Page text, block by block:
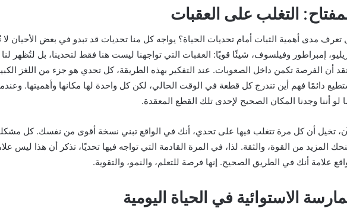
التغلب على العقبات
تعرف مدى أهمية الثبات أمام تحديات الحياة؟ يواجه كل منا تحديات قد تبدو في بعض الأحيان لا
إمبراطور وفيلسوف، شيئًا قويًا: العقبات التي تواجهنا ليست هنا فقط لتحدينا، بل لتُظهر
أن الفرصة تكمن داخل الصعوبات. عند التفكير بهذه الطريقة، كل تحدي هو جزء من اللغز
دائمًا فهم أين تندرج كل قطعة في الوقت الحالي، لكن كل واحدة لها مكانها وأهميتها.
لو أننا وجدنا المكان الصحيح لإحدى تلك القطع المعقدة.
تخيل أن كل مرة تتغلب فيها على تحدي، أنك في الواقع تبني نسخة أقوى من نفسك. كل
المزيد من القوة، والثقة. لذا، في المرة القادمة التي تواجه فيها تحديًا، تذكر أن هذا ليس
علامة أنك في الطريق الصحيح. إنها فرصة للتعلم، والنمو، والتقوية.
الاستوائية في الحياة اليومية